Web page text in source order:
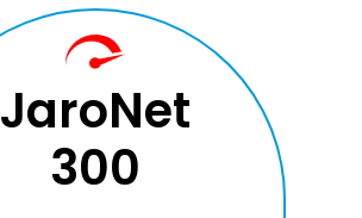
JaroNet
300